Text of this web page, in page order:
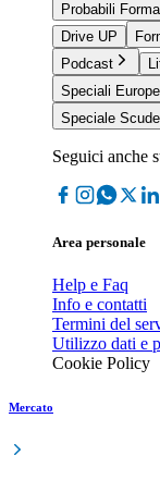
Probabili
Drive UP
Podcast
Speciali
Speciale
Seguici anche
Area personale
Help e Faq
Info e contatti
Termini del
Utilizzo dati e
Cookie Policy
Mercato